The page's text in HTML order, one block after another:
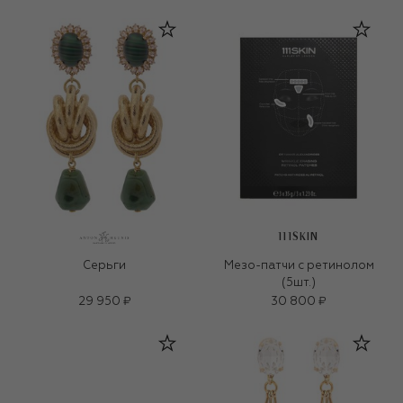
Серьги
29 950 ₽
111SKIN
Мезо-патчи с ретинолом
(5шт.)
30 800 ₽